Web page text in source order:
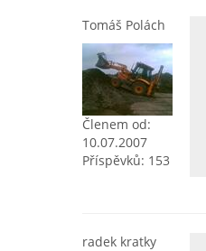
Tomáš Polách
Členem od:
10.07.2007
Příspěvků: 153
radek kratky